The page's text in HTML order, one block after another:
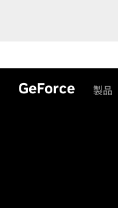
main
content
GeForce 製品